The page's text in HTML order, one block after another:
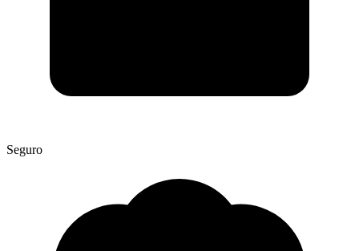
Seguro